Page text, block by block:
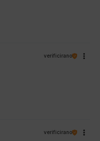
verificirano
verificirano